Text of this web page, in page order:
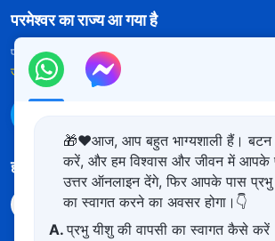
परमेश्वर का राज्य आ गया है
परमेश्वर का राज्य पृथ्वी पर आ गया है! क्या आप इसमें प्रवेश
जानें
हमारा अनुसरण करें
🎁❤️आज, आप बहुत भाग्यशाली हैं। बटन
करें, और हम विश्वास और जीवन में आपके
उत्तर ऑनलाइन देंगे, फिर आपके पास प्रभु
का स्वागत करने का अवसर होगा।👇
A.प्रभु यीशु की वापसी का स्वागत कैसे करें